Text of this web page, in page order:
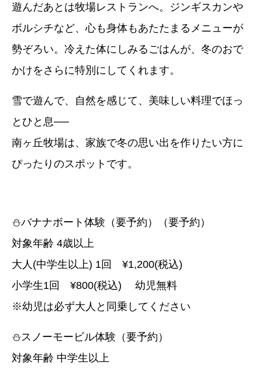
遊んだあとは牧場レストランへ。ジンギスカンや
ボルシチなど、心も身体もあたたまるメニューが
勢ぞろい。冷えた体にしみるごはんが、冬のおで
かけをさらに特別にしてくれます。
雪で遊んで、自然を感じて、美味しい料理でほっ
とひと息──
南ヶ丘牧場は、家族で冬の思い出を作りたい方に
ぴったりのスポットです。
⛄バナナボート体験（要予約）（要予約）
対象年齢 4歳以上
大人(中学生以上) 1回 ¥1,200(税込)
小学生1回 ¥800(税込) 幼児無料
※幼児は必ず大人と同乗してください
⛄スノーモービル体験（要予約）
対象年齢 中学生以上